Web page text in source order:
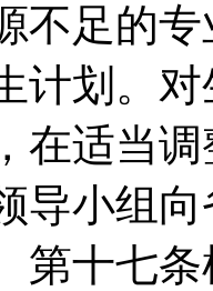
不足的
计划。
在适当
导小组
十七条